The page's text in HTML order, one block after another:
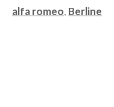
Tag
alfa romeo, Berline